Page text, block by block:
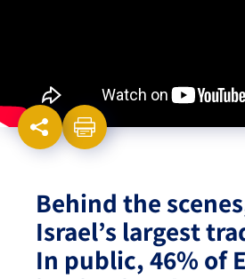
Behind the
Israel’s largest
In public, 46% of